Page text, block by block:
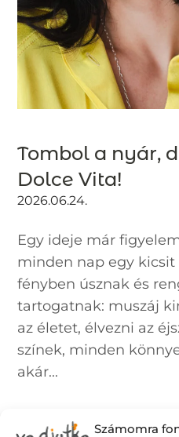
Számomra
Tombol a nyár,
Dolce Vita!
2026.06.24.
Egy ideje már
minden nap egy kicsit
fényben úsznak és
tartogatnak: muszáj
az életet, élvezni az
színek, minden
akár...